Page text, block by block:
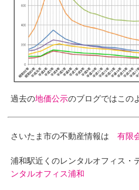
過去の地価公示のブログではこの
さいたま市の不動産情報は有限
浦和駅近くのレンタルオフィス
ンタルオフィス浦和